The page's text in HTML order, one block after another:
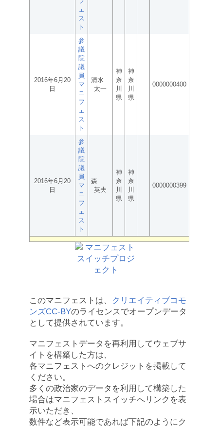
ェ
ス
ト
2016年6月20
日
参
議
院
議
員
マ
ニ
フ
ェ
ス
ト
清水
太一
神
奈
川
県
神
奈
川
県
0000000400
2016年6月20
日
参
議
院
議
員
マ
ニ
フ
ェ
ス
ト
森
英夫
神
奈
川
県
神
奈
川
県
0000000399
このマニフェストは、
クリエイティブコモ
ンズCC-BYのライセンスでオープンデータ
として提供されています。
マニフェストデータを再利用してウェブサ
イトを構築した方は、
各マニフェストへのクレジットを掲載して
ください。
多くの政治家のデータを利用して構築した
場合はマニフェストスイッチへリンクを表
示いただき、
数件など表示可能であれば下記のようにク